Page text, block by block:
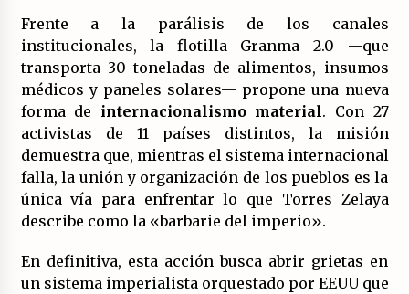
Frente a la parálisis de los canales
institucionales, la flotilla Granma 2.0 —que
transporta 30 toneladas de alimentos, insumos
médicos y paneles solares— propone una nueva
forma de internacionalismo material. Con 27
activistas de 11 países distintos, la misión
demuestra que, mientras el sistema internacional
falla, la unión y organización de los pueblos es la
única vía para enfrentar lo que Torres Zelaya
describe como la «barbarie del imperio».
En definitiva, esta acción busca abrir grietas en
un sistema imperialista orquestado por EEUU que